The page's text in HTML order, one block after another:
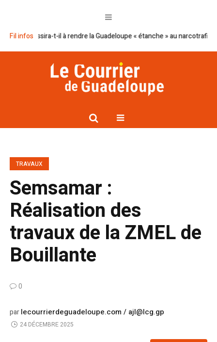
Fil infos
réussira-t-il à rendre la Guadeloupe « étanche » au narcotrafic ?
TRAVAUX
Semsamar :
Réalisation des
travaux de la ZMEL de
Bouillante
0
parlecourrierdeguadeloupe.com / ajl@lcg.gp
24 DÉCEMBRE 2025